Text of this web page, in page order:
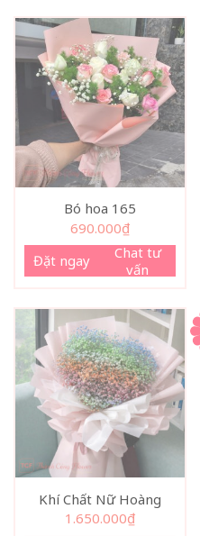
Bó hoa 165
690.000₫
Đặt ngay
Chat tư
vấn
Khí Chất Nữ Hoàng
1.650.000₫